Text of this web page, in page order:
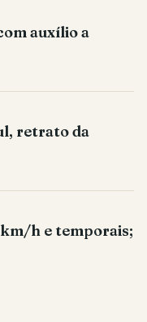
auxílio a
retrato da
h e temporais;